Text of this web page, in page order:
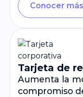
Conocer más
Tarjeta de
Aumenta la
compromiso